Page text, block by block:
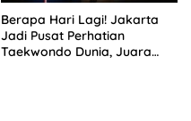
Berapa Hari Lagi! Jakarta
Jadi Pusat Perhatian
Taekwondo Dunia, Juara